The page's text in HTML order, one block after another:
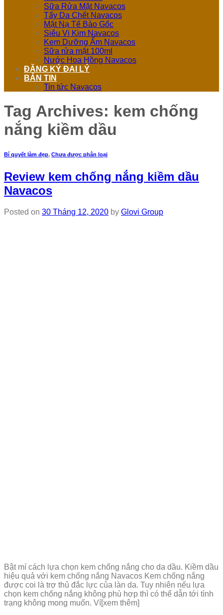
Sữa Rửa Mặt Navacos
Tẩy Da Chết Navacos
Mặt Nạ Tế Bào Gốc
Siêu Vi Kim Navacos
Kem Dưỡng Ẩm Navacos
Sữa rửa mặt 100ml
Nước Hoa Hồng Navacos
ĐĂNG KÝ ĐẠI LÝ
BẢN TIN
Tin tức Navacos
Tag Archives: kem chống
nắng kiềm dầu
Bí quyết làm đẹp, Chưa được phân loại
Review kem chống nắng kiềm dầu
Navacos
Posted on 30 Tháng 12, 2020 by Glovi Group
Bật mí cách lựa chọn kem chống nắng cho da dầu. Kiềm dầu
hiệu quả với kem chống nắng Navacos Kem chống nắng
được coi là trợ thủ đắc lực của làn da. Tuy nhiên nếu lựa
chọn kem chống nắng không phù hợp thì có thể dẫn tới tình
trạng không mong muốn. Ví[xem thêm]